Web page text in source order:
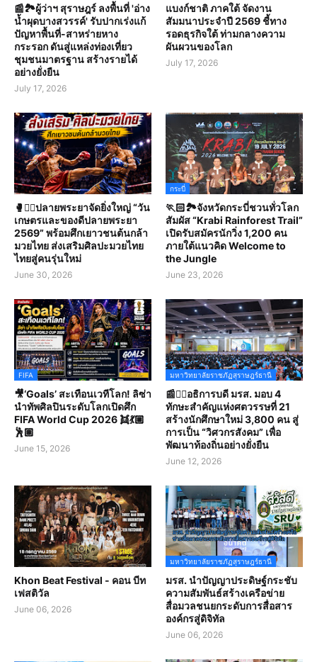
📰🏞️ผู้ว่าฯ สุราษฎร์ ลงพื้นที่ 'อ่าง
น้ำผุดบางสวรรค์' รับปากเร่งแก้
ปัญหาพื้นที่-สาหร่ายหาง
กระรอก ดันสู่แหล่งท่องเที่ยว
ชุมชนมาตรฐาน สร้างรายได้
อย่างยั่งยืน
July 17, 2026
แบงก์ชาติ ภาคใต้ จัดงาน
สัมมนาประจำปี 2569 ชี้ทาง
รอดธุรกิจใต้ ท่ามกลางความ
ผันผวนของโลก
July 17, 2026
🥊🤼‍♀️ปลายพระยาจัดยิ่งใหญ่ “วัน
เกษตรและของดีปลายพระยา
2569” พร้อมศึกเยาวชนต้นกล้า
มวยไทย ส่งเสริมศิลปะมวยไทย
ไทยสู่คนรุ่นใหม่
June 30, 2026
กระบี่
🏃🏻🏞️จังหวัดกระบี่ชวนทั่วโลก
สัมผัส “Krabi Rainforest Trail”
เปิดรับสมัครนักวิ่ง 1,200 คน
ภายใต้แนวคิด Welcome to
the Jungle
June 23, 2026
FIFA
🎥‘Goals’ สะเทือนเวทีโลก! ลิซ่า
นำทัพศิลปินระดับโลกเปิดศึก
FIFA World Cup 2026 👯💃🏼
🕺🏽
June 15, 2026
มหาวิทยาลัยราชภัฏสุราษฎร์ธานี
📰✍🏻อธิการบดี มรส. มอบ 4
ทักษะสำคัญแห่งศตวรรษที่ 21
สร้างนักศึกษาใหม่ 3,800 คน สู่
การเป็น “วิศวกรสังคม” เพื่อ
พัฒนาท้องถิ่นอย่างยั่งยืน
June 12, 2026
Khon Beat Festival - คอน บีท
เฟสติวัล
June 06, 2026
มหาวิทยาลัยราชภัฏสุราษฎร์ธานี
มรส. นำปัญญาประดิษฐ์กระชับ
ความสัมพันธ์สร้างเครือข่าย
สื่อมวลชนยกระดับการสื่อสาร
องค์กรสู่ดิจิทัล
June 06, 2026